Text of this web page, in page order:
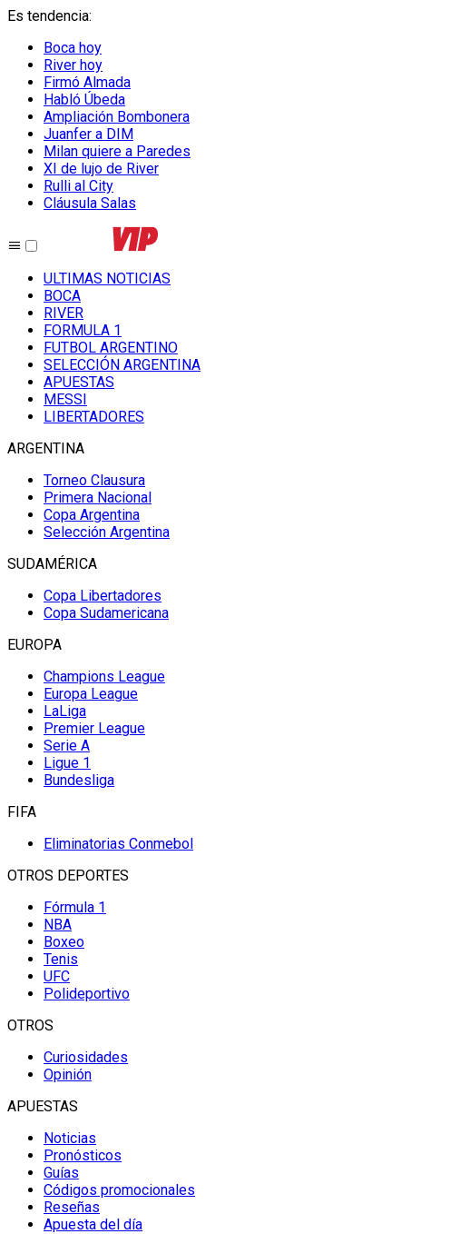
Es tendencia:
Boca hoy
River hoy
Firmó Almada
Habló Úbeda
Ampliación Bombonera
Juanfer a DIM
Milan quiere a Paredes
XI de lujo de River
Rulli al City
Cláusula Salas
ULTIMAS NOTICIAS
BOCA
RIVER
FORMULA 1
FUTBOL ARGENTINO
SELECCIÓN ARGENTINA
APUESTAS
MESSI
LIBERTADORES
ARGENTINA
Torneo Clausura
Primera Nacional
Copa Argentina
Selección Argentina
SUDAMÉRICA
Copa Libertadores
Copa Sudamericana
EUROPA
Champions League
Europa League
LaLiga
Premier League
Serie A
Ligue 1
Bundesliga
FIFA
Eliminatorias Conmebol
OTROS DEPORTES
Fórmula 1
NBA
Boxeo
Tenis
UFC
Polideportivo
OTROS
Curiosidades
Opinión
APUESTAS
Noticias
Pronósticos
Guías
Códigos promocionales
Reseñas
Apuesta del día